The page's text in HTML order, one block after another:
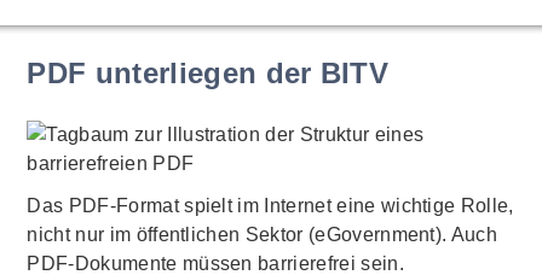
PDF unterliegen der BITV
Das PDF-Format spielt im Internet eine wichtige Rolle,
nicht nur im öffentlichen Sektor (eGovernment). Auch
PDF-Dokumente müssen barrierefrei sein.